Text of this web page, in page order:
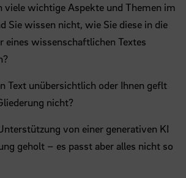
viele wichtige Aspekte und Themen im
Sie wissen nicht, wie Sie diese in die
eines wissenschaftlichen Textes
Text unübersichtlich oder Ihnen geflt
nicht?
von einer generativen KI
geholt – es passt aber alles nicht so